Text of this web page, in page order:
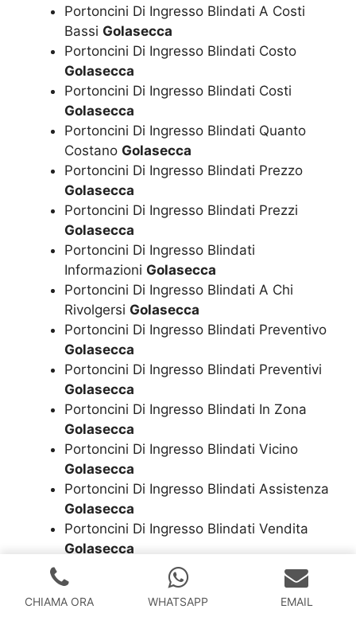
Portoncini Di Ingresso Blindati A Costi
Bassi Golasecca
Portoncini Di Ingresso Blindati Costo
Golasecca
Portoncini Di Ingresso Blindati Costi
Golasecca
Portoncini Di Ingresso Blindati Quanto
Costano Golasecca
Portoncini Di Ingresso Blindati Prezzo
Golasecca
Portoncini Di Ingresso Blindati Prezzi
Golasecca
Portoncini Di Ingresso Blindati
Informazioni Golasecca
Portoncini Di Ingresso Blindati A Chi
Rivolgersi Golasecca
Portoncini Di Ingresso Blindati Preventivo
Golasecca
Portoncini Di Ingresso Blindati Preventivi
Golasecca
Portoncini Di Ingresso Blindati In Zona
Golasecca
Portoncini Di Ingresso Blindati Vicino
Golasecca
Portoncini Di Ingresso Blindati Assistenza
Golasecca
Portoncini Di Ingresso Blindati Vendita
Golasecca
Portoncini Di Ingresso Blindati
Installazione
Golasecca
Portoncini Di Ingresso Blindati Cambio
CHIAMA ORA WHATSAPP EMAIL